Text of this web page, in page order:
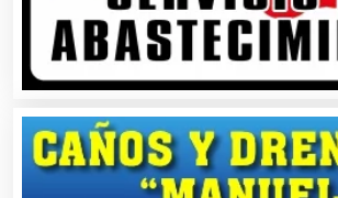
Autopartes Eléctricas
Avaluos